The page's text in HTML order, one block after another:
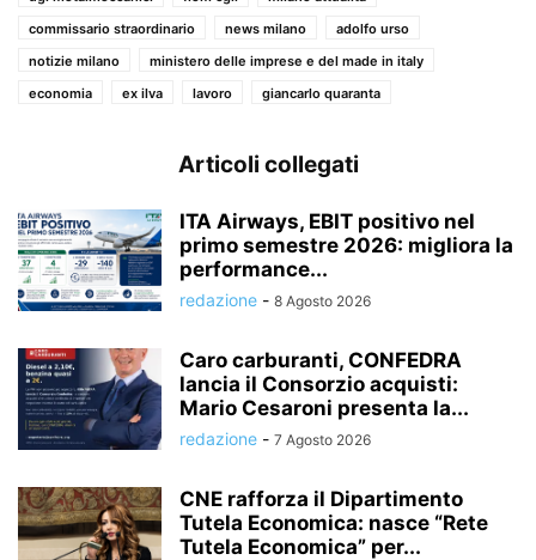
commissario straordinario
news milano
adolfo urso
notizie milano
ministero delle imprese e del made in italy
economia
ex ilva lavoro giancarlo quaranta
Articoli collegati
ITA Airways, EBIT positivo nel
primo semestre 2026: migliora la
performance...
redazione - 8 Agosto 2026
Caro carburanti, CONFEDRA
lancia il Consorzio acquisti:
Mario Cesaroni presenta la...
redazione - 7 Agosto 2026
CNE rafforza il Dipartimento
Tutela Economica: nasce “Rete
Tutela Economica” per...